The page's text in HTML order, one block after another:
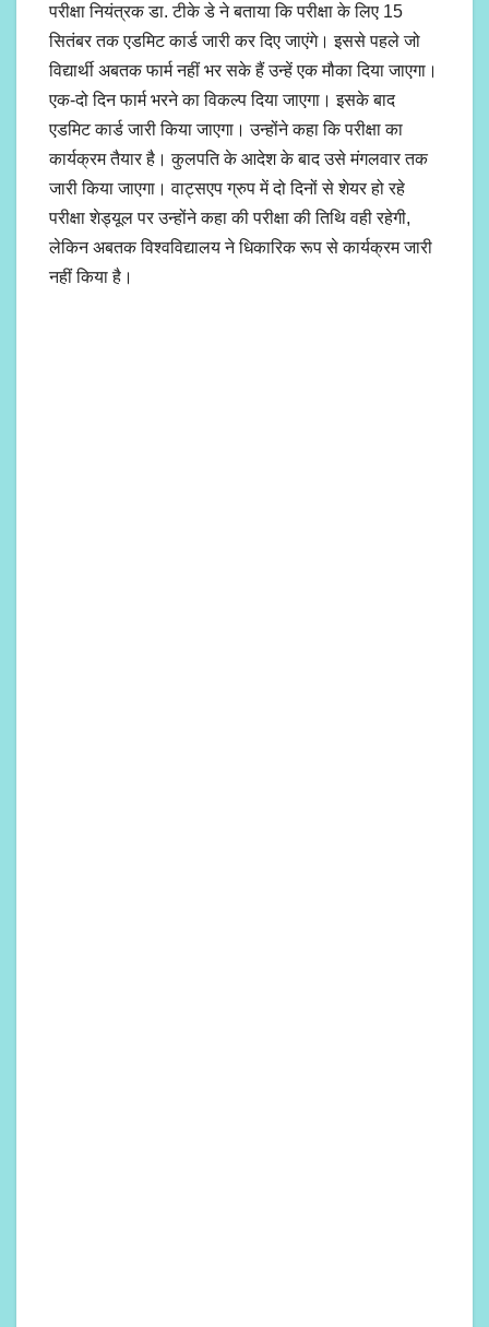
परीक्षा नियंत्रक डा. टीके डे ने बताया कि परीक्षा के लिए 15
सितंबर तक एडमिट कार्ड जारी कर दिए जाएंगे। इससे पहले जो
विद्यार्थी अबतक फार्म नहीं भर सके हैं उन्हें एक मौका दिया जाएगा।
एक-दो दिन फार्म भरने का विकल्प दिया जाएगा। इसके बाद
एडमिट कार्ड जारी किया जाएगा। उन्होंने कहा कि परीक्षा का
कार्यक्रम तैयार है। कुलपति के आदेश के बाद उसे मंगलवार तक
जारी किया जाएगा। वाट्सएप ग्रुप में दो दिनों से शेयर हो रहे
परीक्षा शेड्यूल पर उन्होंने कहा की परीक्षा की तिथि वही रहेगी,
लेकिन अबतक विश्वविद्यालय ने धिकारिक रूप से कार्यक्रम जारी
नहीं किया है।